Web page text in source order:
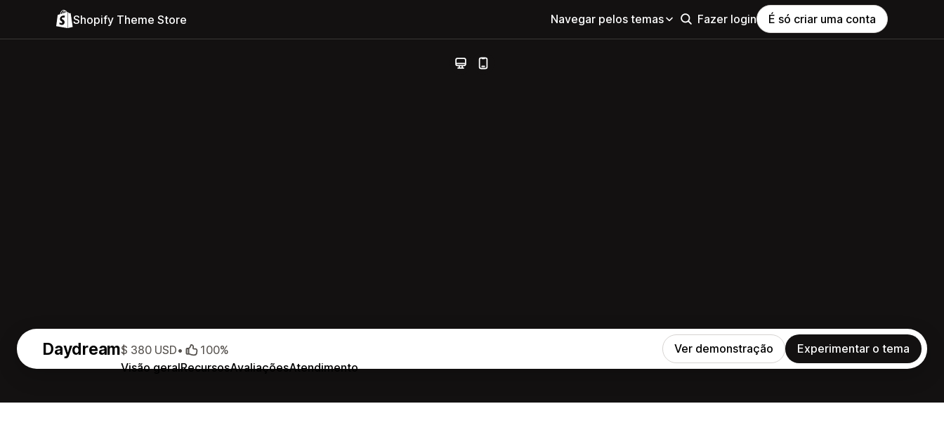
Shopify Theme Store Navegar pelos temas Fazer login É só criar uma conta
Daydream
Visão geralRecursosAvaliaçõesAtendimento
$ 380 USD• 100% Ver demonstração Experimentar o tema